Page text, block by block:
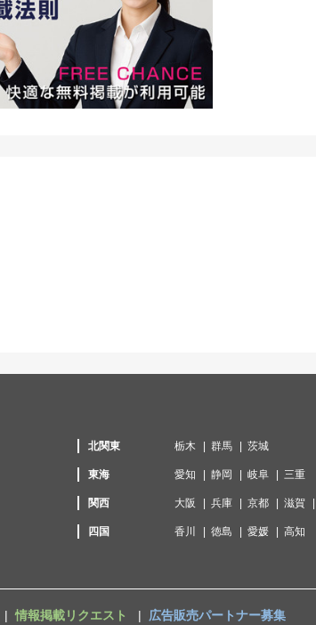
北関東 栃木 群馬 茨城
東海 愛知 静岡 岐阜 三重
関西 大阪 兵庫 京都 滋賀
四国 香川 徳島 愛媛 高知
情報掲載リクエスト 広告販売パートナー募集